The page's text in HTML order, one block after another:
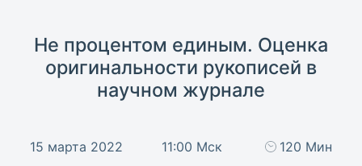
Не процентом единым. Оценка
оригинальности рукописей в
научном журнале
15 марта 2022 11:00 Мск 120 Мин